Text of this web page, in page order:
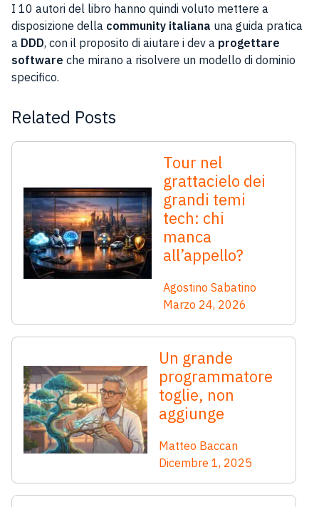
I 10 autori del libro hanno quindi voluto mettere a
disposizione della community italiana una guida pratica
a DDD, con il proposito di aiutare i dev a progettare
software che mirano a risolvere un modello di dominio
specifico.
Related Posts
Tour nel
grattacielo dei
grandi temi
tech: chi
manca
all’appello?
Agostino Sabatino
Marzo 24, 2026
Un grande
programmatore
toglie, non
aggiunge
Matteo Baccan
Dicembre 1, 2025